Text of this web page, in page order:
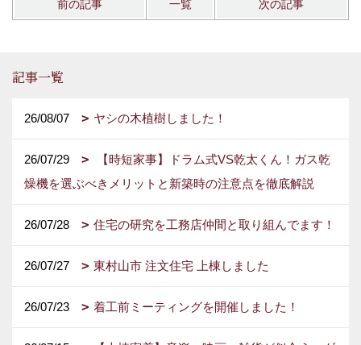
前の記事 一覧 次の記事
記事一覧
26/08/07 ヤシの木植樹しました！
26/07/29
【時短家事】ドラム式VS乾太くん！ガス乾
燥機を選ぶべきメリットと新築時の注意点を徹底解説
26/07/28 住宅の研究を工務店仲間と取り組んでます！
26/07/27 東村山市 注文住宅 上棟しました
26/07/23 着工前ミーティングを開催しました！